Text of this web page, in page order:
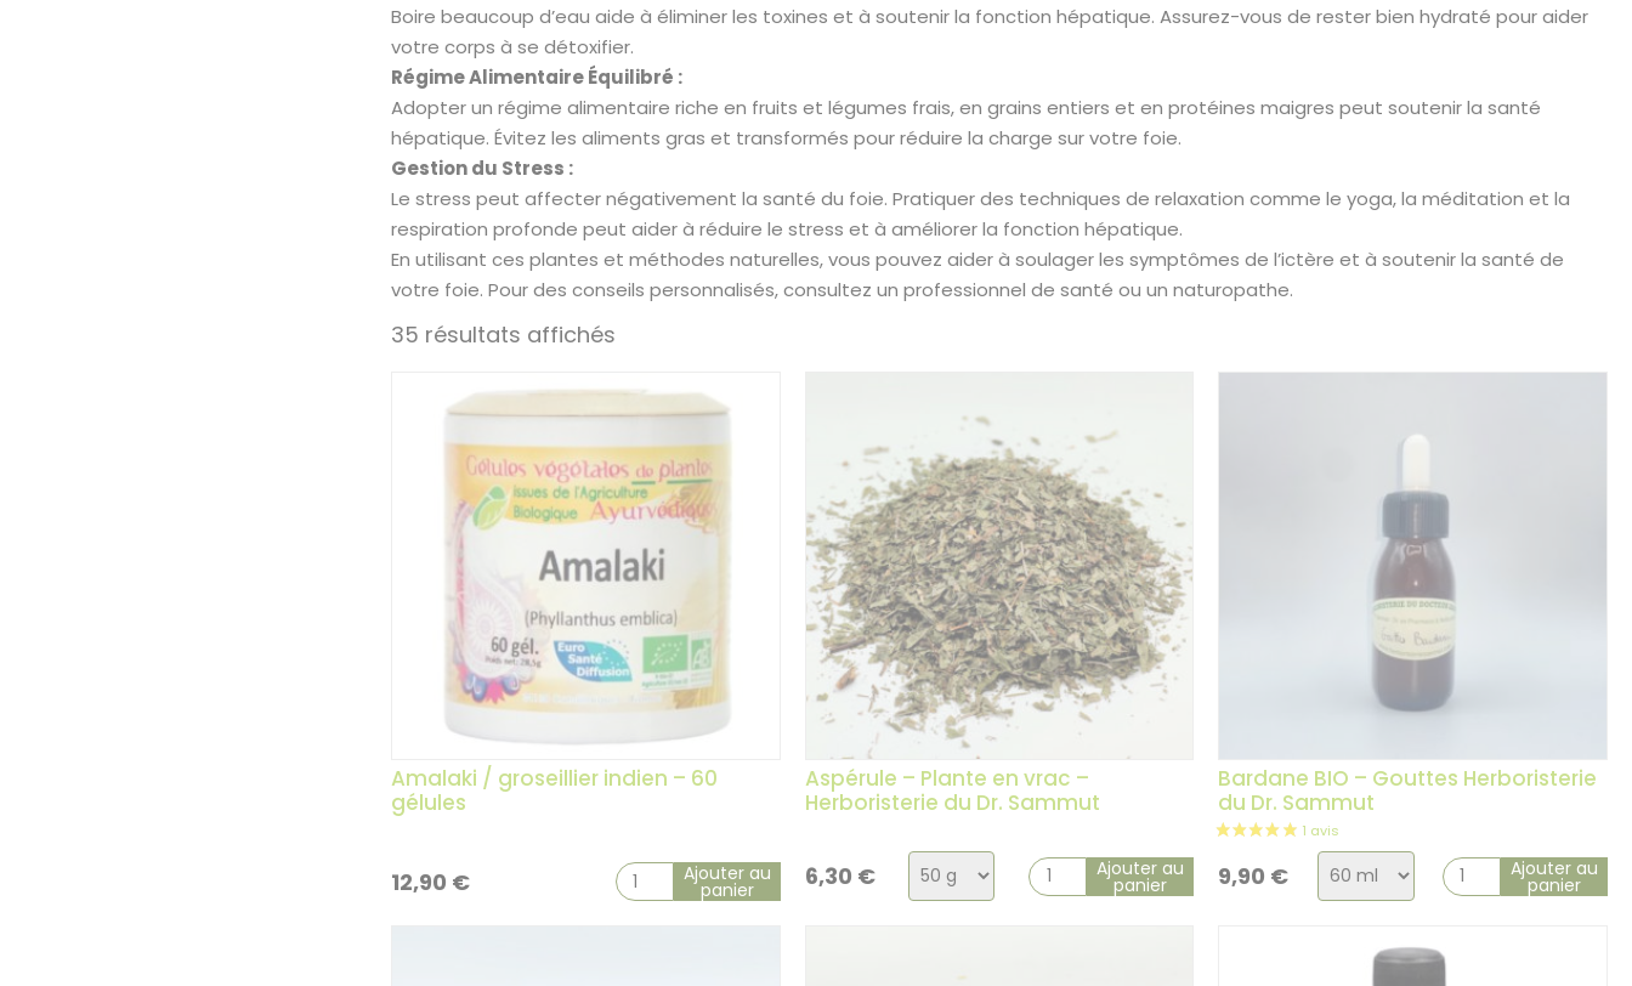
Boire beaucoup d’eau aide à éliminer les toxines et à soutenir la fonction hépatique. Assurez-vous de rester bien hydraté pour aider
votre corps à se détoxifier.
Régime Alimentaire Équilibré :
Adopter un régime alimentaire riche en fruits et légumes frais, en grains entiers et en protéines maigres peut soutenir la santé
hépatique. Évitez les aliments gras et transformés pour réduire la charge sur votre foie.
Gestion du Stress :
Le stress peut affecter négativement la santé du foie. Pratiquer des techniques de relaxation comme le yoga, la méditation et la
respiration profonde peut aider à réduire le stress et à améliorer la fonction hépatique.
En utilisant ces plantes et méthodes naturelles, vous pouvez aider à soulager les symptômes de l’ictère et à soutenir la santé de
votre foie. Pour des conseils personnalisés, consultez un professionnel de santé ou un naturopathe.
35 résultats affichés
Amalaki / groseillier indien – 60
gélules
12,90 € Ajouter au
panier
Aspérule – Plante en vrac –
Herboristerie du Dr. Sammut
6,30 €
Choix
de
Ajouter au
panier
Bardane BIO – Gouttes Herboristerie
du Dr. Sammut
9,90 €
Choix
de
variation
Ajouter au
panier